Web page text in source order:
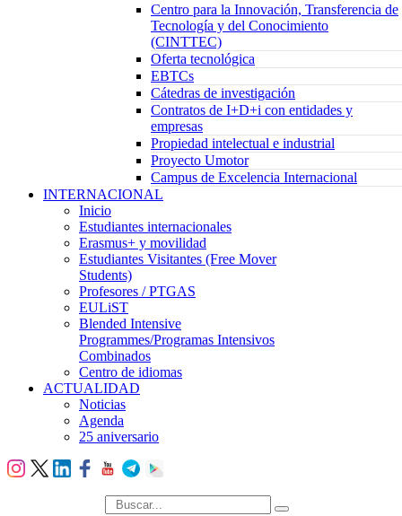
Centro para la Innovación, Transferencia de
Tecnología y del Conocimiento
(CINTTEC)
Oferta tecnológica
EBTCs
Cátedras de investigación
Contratos de I+D+i con entidades y
empresas
Propiedad intelectual e industrial
Proyecto Umotor
Campus de Excelencia Internacional
INTERNACIONAL
Inicio
Estudiantes internacionales
Erasmus+ y movilidad
Estudiantes Visitantes (Free Mover
Students)
Profesores / PTGAS
EULiST
Blended Intensive
Programmes/Programas Intensivos
Combinados
Centro de idiomas
ACTUALIDAD
Noticias
Agenda
25 aniversario
búsqueda